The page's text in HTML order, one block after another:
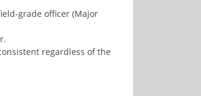
grade officer (Major
regardless of the